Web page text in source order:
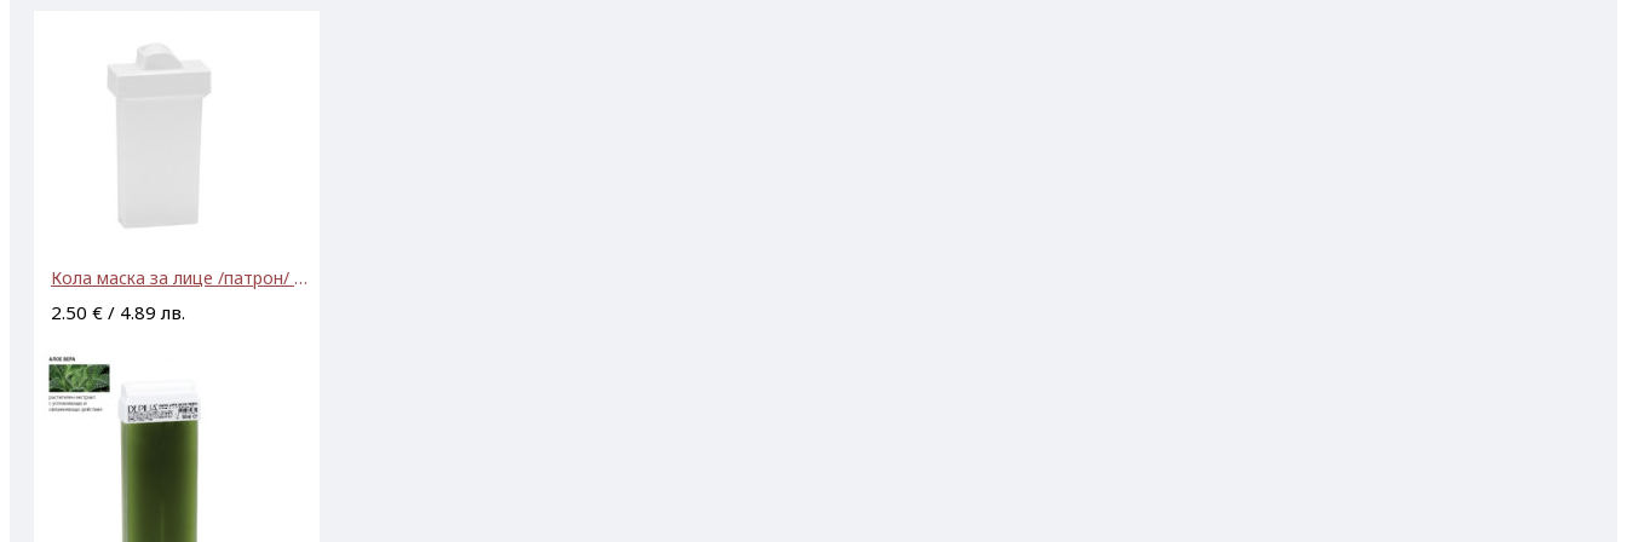
Кола маска за лице /патрон/ 100 мл
2.50 € / 4.89 лв.